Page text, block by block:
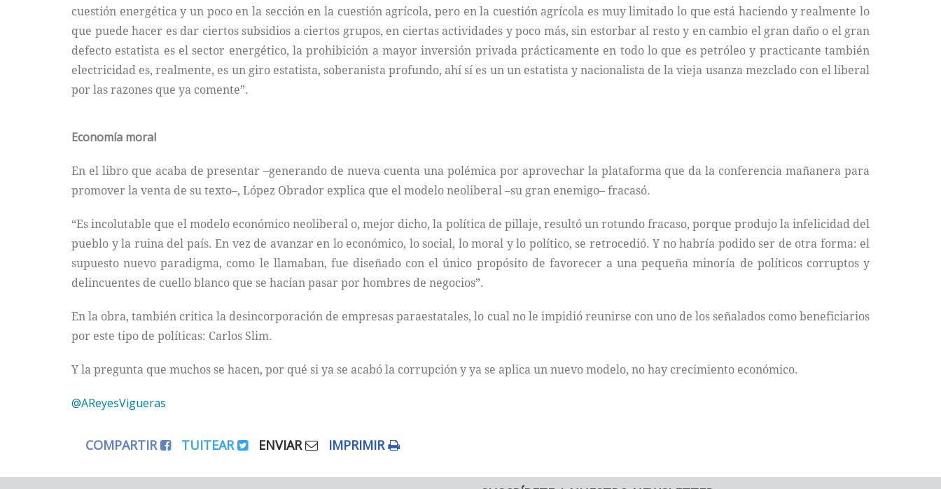
cuestión energética y un poco en la sección en la cuestión agrícola, pero en la cuestión agrícola es muy limitado lo que está haciendo y realmente lo
que puede hacer es dar ciertos subsidios a ciertos grupos, en ciertas actividades y poco más, sin estorbar al resto y en cambio el gran daño o el gran
defecto estatista es el sector energético, la prohibición a mayor inversión privada prácticamente en todo lo que es petróleo y practicante también
electricidad es, realmente, es un giro estatista, soberanista profundo, ahí sí es un un estatista y nacionalista de la vieja usanza mezclado con el liberal
por las razones que ya comente”.
Economía moral
En el libro que acaba de presentar –generando de nueva cuenta una polémica por aprovechar la plataforma que da la conferencia mañanera para
promover la venta de su texto–, López Obrador explica que el modelo neoliberal –su gran enemigo– fracasó.
“Es incolutable que el modelo económico neoliberal o, mejor dicho, la política de pillaje, resultó un rotundo fracaso, porque produjo la infelicidad del
pueblo y la ruina del país. En vez de avanzar en lo económico, lo social, lo moral y lo político, se retrocedió. Y no habría podido ser de otra forma: el
supuesto nuevo paradigma, como le llamaban, fue diseñado con el único propósito de favorecer a una pequeña minoría de políticos corruptos y
delincuentes de cuello blanco que se hacían pasar por hombres de negocios”.
En la obra, también critica la desincorporación de empresas paraestatales, lo cual no le impidió reunirse con uno de los señalados como beneficiarios
por este tipo de políticas: Carlos Slim.
Y la pregunta que muchos se hacen, por qué si ya se acabó la corrupción y ya se aplica un nuevo modelo, no hay crecimiento económico.
@AReyesVigueras
COMPARTIR TUITEAR ENVIAR IMPRIMIR